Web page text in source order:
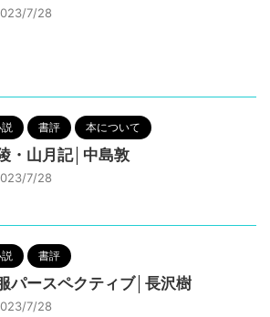
7/28
書評 本について
・山月記│中島敦
7/28
書評
パースペクティブ│長沢樹
7/28